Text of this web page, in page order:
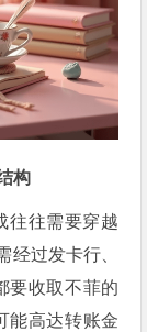
构
往往需要穿越
经过发卡行、
要收取不菲的
能高达转账金